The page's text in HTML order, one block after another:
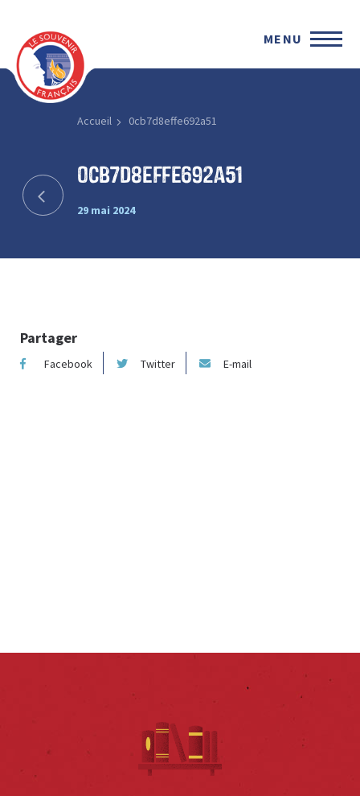
MENU
Accueil 0cb7d8effe692a51
0cb7d8effe692a51
29 mai 2024
Partager
Facebook Twitter E-mail